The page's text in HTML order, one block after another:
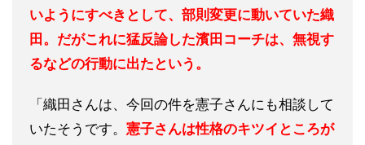
いようにすべきとして、部則変更に動いていた織
田。だがこれに猛反論した濱田コーチは、無視す
るなどの行動に出たという。
「織田さんは、今回の件を憲子さんにも相談して
いたそうです。 憲子さんは性格のキツイところが